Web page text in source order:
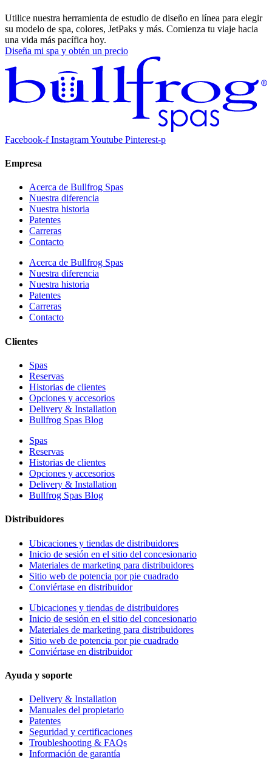
Utilice nuestra herramienta de estudio de diseño en línea para elegir
su modelo de spa, colores, JetPaks y más. Comienza tu viaje hacia
una vida más pacífica hoy.
Diseña mi spa y obtén un precio
Facebook-f InstagramYoutube Pinterest-p
Empresa
Acerca de Bullfrog Spas
Nuestra diferencia
Nuestra historia
Patentes
Carreras
Contacto
Acerca de Bullfrog Spas
Nuestra diferencia
Nuestra historia
Patentes
Carreras
Contacto
Clientes
Spas
Reservas
Historias de clientes
Opciones y accesorios
Delivery & Installation
Bullfrog Spas Blog
Spas
Reservas
Historias de clientes
Opciones y accesorios
Delivery & Installation
Bullfrog Spas Blog
Distribuidores
Ubicaciones y tiendas de distribuidores
Inicio de sesión en el sitio del concesionario
Materiales de marketing para distribuidores
Sitio web de potencia por pie cuadrado
Conviértase en distribuidor
Ubicaciones y tiendas de distribuidores
Inicio de sesión en el sitio del concesionario
Materiales de marketing para distribuidores
Sitio web de potencia por pie cuadrado
Conviértase en distribuidor
Ayuda y soporte
Delivery & Installation
Manuales del propietario
Patentes
Seguridad y certificaciones
Troubleshooting & FAQs
Información de garantía